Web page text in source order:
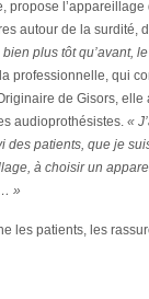
propose
autour de la surdité,
bien plus tôt qu’avant,
professionnelle, qui
de Gisors, elle
audioprothésistes. «
des patients, que je
à choisir un
»
les patients, les